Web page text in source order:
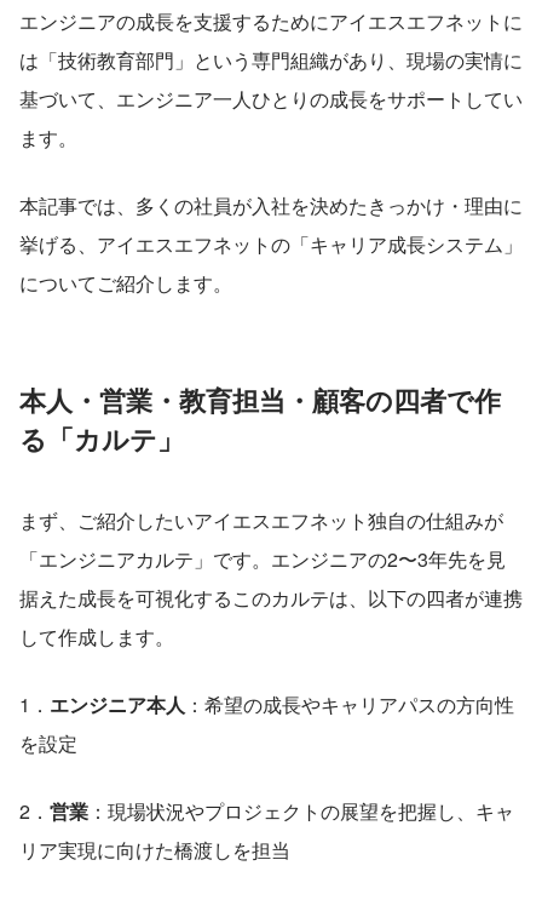
エンジニアの成長を支援するためにアイエスエフネットに
は「技術教育部門」という専門組織があり、現場の実情に
基づいて、エンジニア一人ひとりの成長をサポートしてい
ます。
本記事では、多くの社員が入社を決めたきっかけ・理由に
挙げる、アイエスエフネットの「キャリア成長システム」
についてご紹介します。
本人・営業・教育担当・顧客の四者で作
る「カルテ」
まず、ご紹介したいアイエスエフネット独自の仕組みが
「エンジニアカルテ」です。エンジニアの2〜3年先を見
据えた成長を可視化するこのカルテは、以下の四者が連携
して作成します。
1． エンジニア本人 ：希望の成長やキャリアパスの方向性
を設定
2． 営業 ：現場状況やプロジェクトの展望を把握し、キャ
リア実現に向けた橋渡しを担当